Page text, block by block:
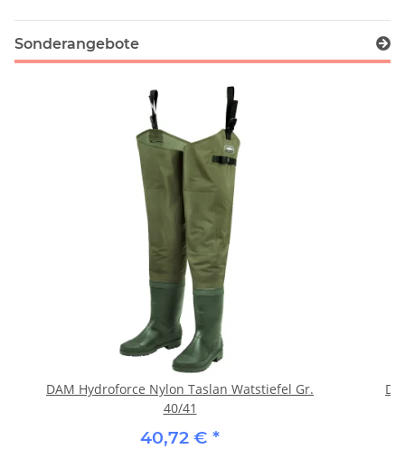
Sonderangebote
DAM Hydroforce Nylon Taslan Watstiefel Gr.
40/41
40,72 € *